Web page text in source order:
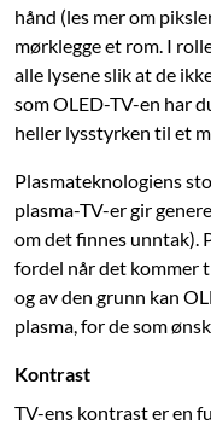
hånd (les mer om
mørklegge et rom. I
alle lysene slik at de
som OLED-TV-en har
heller lysstyrken til et
Plasmateknologiens
plasma-TV-er gir
om det finnes unntak).
fordel når det kommer
og av den grunn kan
plasma, for de som
Kontrast
TV-ens kontrast er en